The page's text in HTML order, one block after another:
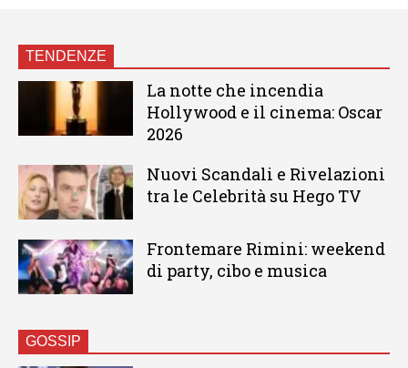
TENDENZE
La notte che incendia
Hollywood e il cinema: Oscar
2026
Nuovi Scandali e Rivelazioni
tra le Celebrità su Hego TV
Frontemare Rimini: weekend
di party, cibo e musica
GOSSIP